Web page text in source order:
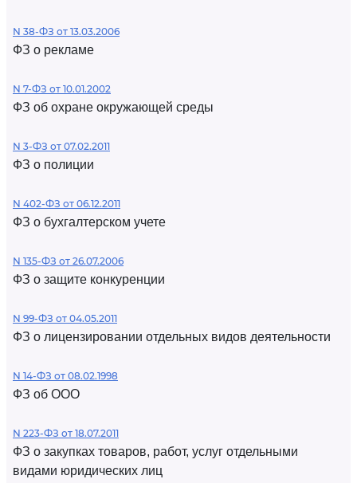
N 38-ФЗ от 13.03.2006
ФЗ о рекламе
N 7-ФЗ от 10.01.2002
ФЗ об охране окружающей среды
N 3-ФЗ от 07.02.2011
ФЗ о полиции
N 402-ФЗ от 06.12.2011
ФЗ о бухгалтерском учете
N 135-ФЗ от 26.07.2006
ФЗ о защите конкуренции
N 99-ФЗ от 04.05.2011
ФЗ о лицензировании отдельных видов деятельности
N 14-ФЗ от 08.02.1998
ФЗ об ООО
N 223-ФЗ от 18.07.2011
ФЗ о закупках товаров, работ, услуг отдельными
видами юридических лиц